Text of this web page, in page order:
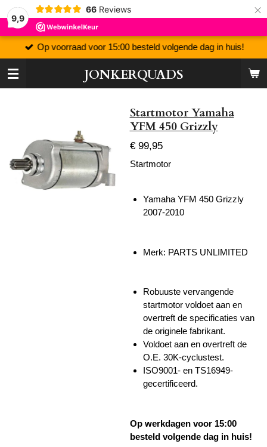
9,9
66 Reviews ×
JONKERQUADS
Op voorraad voor 15:00 besteld volgende dag in huis!
Startmotor Yamaha
YFM 450 Grizzly
€ 99,95
Startmotor
Yamaha YFM 450 Grizzly
2007-2010
Merk: PARTS UNLIMITED
Robuuste vervangende
startmotor voldoet aan en
overtreft de specificaties van
de originele fabrikant.
Voldoet aan en overtreft de
O.E. 30K-cyclustest.
ISO9001- en TS16949-
gecertificeerd.
Op werkdagen voor 15:00
besteld volgende dag in huis!